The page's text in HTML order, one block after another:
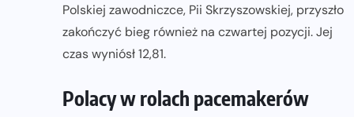
Polskiej zawodniczce, Pii Skrzyszowskiej, przyszło
zakończyć bieg również na czwartej pozycji. Jej
czas wyniósł 12,81.
Polacy w rolach pacemakerów